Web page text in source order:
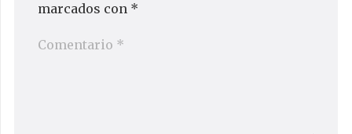
marcados con *